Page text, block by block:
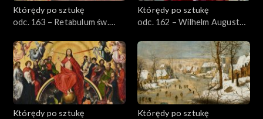
Którędy po sztukę
odc. 163 – Retabulum św.
Którędy po sztukę
odc. 162 – Wilhelm August
Którędy po sztukę
Którędy po sztukę